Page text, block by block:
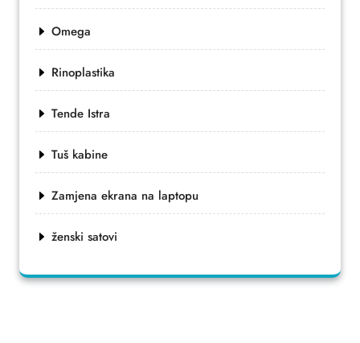
Omega
Rinoplastika
Tende Istra
Tuš kabine
Zamjena ekrana na laptopu
ženski satovi